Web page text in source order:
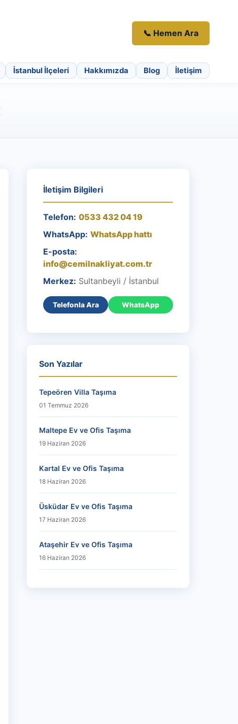
📞 Hemen Ara
İstanbul İlçeleri Hakkımızda Blog İletişim
İletişim Bilgileri
Telefon: 0533 432 04 19
WhatsApp: WhatsApp hattı
E-posta:
info@cemilnakliyat.com.tr
Merkez: Sultanbeyli / İstanbul
Telefonla Ara WhatsApp
Son Yazılar
Tepeören Villa Taşıma
01 Temmuz 2026
Maltepe Ev ve Ofis Taşıma
19 Haziran 2026
Kartal Ev ve Ofis Taşıma
18 Haziran 2026
Üsküdar Ev ve Ofis Taşıma
17 Haziran 2026
Ataşehir Ev ve Ofis Taşıma
16 Haziran 2026